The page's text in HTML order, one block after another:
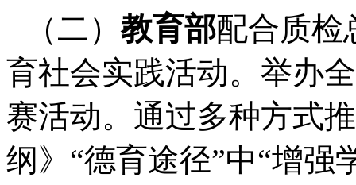
（二）教育部配合质检
育社会实践活动。举办
赛活动。通过多种方式
纲》 “德育途径”中“增强